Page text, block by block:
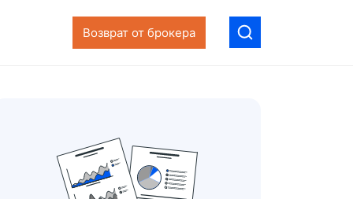
Возврат от брокера